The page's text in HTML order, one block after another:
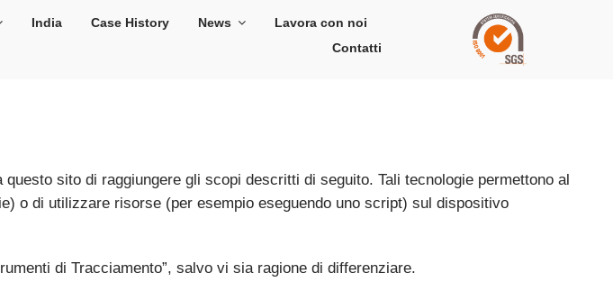
India Case History News
Lavora con noi
Contatti
sito di raggiungere gli scopi descritti di seguito. Tali tecnologie permettono al
o di utilizzare risorse (per esempio eseguendo uno script) sul dispositivo
di Tracciamento”, salvo vi sia ragione di differenziare.